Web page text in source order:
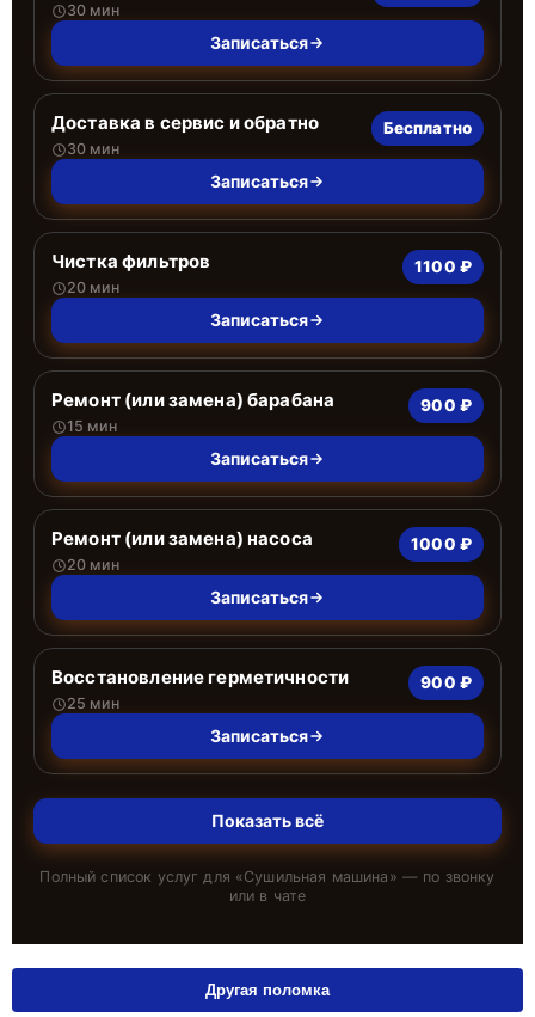
30 мин
Записаться
Доставка в сервис и обратно
30 мин
Бесплатно
Записаться
Чистка фильтров
20 мин
1100 ₽
Записаться
Ремонт (или замена) барабана
15 мин
900 ₽
Записаться
Ремонт (или замена) насоса
20 мин
1000 ₽
Записаться
Восстановление герметичности
25 мин
900 ₽
Записаться
Показать всё
Полный список услуг для «Сушильная машина » — по звонку
или в чате
Другая поломка